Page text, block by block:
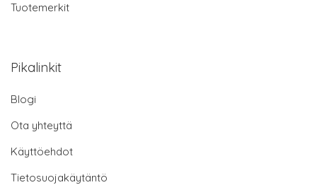
Tuotemerkit
Pikalinkit
Blogi
Ota yhteyttä
Käyttöehdot
Tietosuojakäytäntö